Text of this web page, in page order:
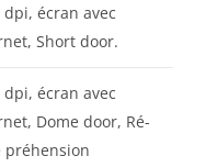
écran avec
Short door.
écran avec
Dome door, Ré-